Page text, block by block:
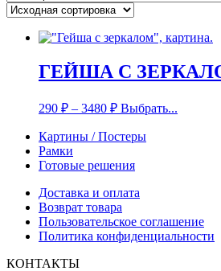
ГЕЙША С
290 ₽ – 3480 ₽ Выбрать...
Картины / Постеры
Рамки
Готовые решения
Доставка и оплата
Возврат товара
Пользовательское соглашение
Политика конфиденциальности
КОНТАКТЫ